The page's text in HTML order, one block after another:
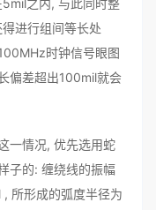
之内, 与此同时整
进行组间等长处
时钟信号眼图
偏差超出100mil就会
一情况, 优先选用蛇
子的: 缠绕线的振幅
所形成的弧度半径为